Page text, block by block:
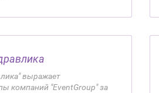
выражает
компаний "EventGroup" за